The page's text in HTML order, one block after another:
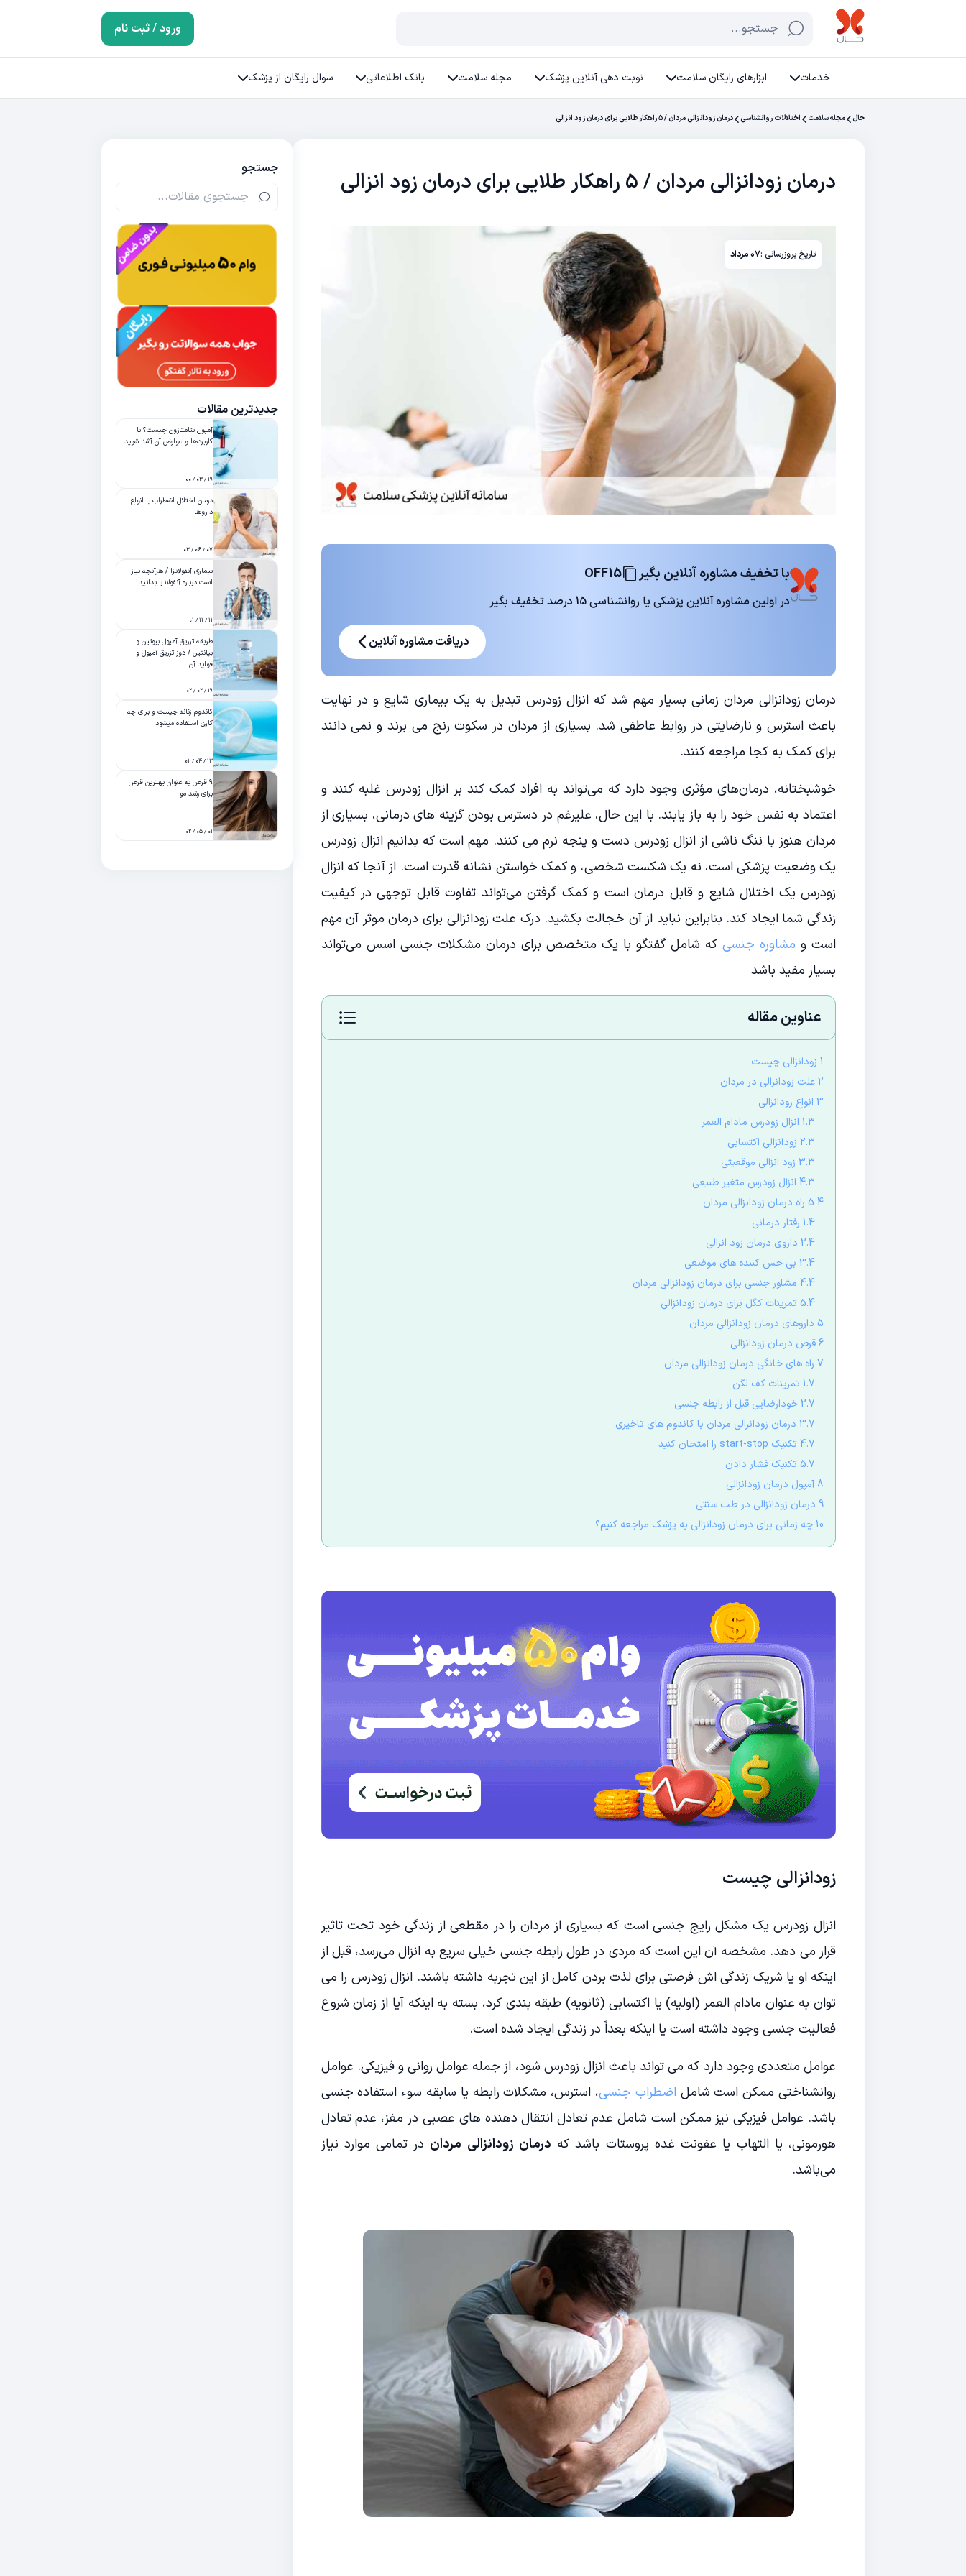
جستجو... ورود / ثبت نام
خدمات ابزارهای رایگان سلامت نوبت دهی آنلاین پزشک مجله سلامت بانک اطلاعاتی سوال رایگان از پزشک
حال مجله سلامت اختلالات روانشناسی درمان زودانزالی مردان / ۵ راهکار طلایی برای درمان زود انزالی
درمان زودانزالی مردان / ۵ راهکار طلایی برای درمان زود انزالی
تاریخ بروزرسانی :۰۷ مرداد
با تخفیف مشاوره آنلاین بگیر OFF15
در اولین مشاوره آنلاین پزشکی یا روانشناسی 15 درصد تخفیف بگیر
دریافت مشاوره آنلاین
درمان زودانزالی مردان زمانی بسیار مهم شد که انزال زودرس تبدیل به یک بیماری شایع و در نهایت
باعث استرس و نارضایتی در روابط عاطفی شد. بسیاری از مردان در سکوت رنج می برند و نمی دانند
برای کمک به کجا مراجعه کنند.
خوشبختانه، درمان‌های مؤثری وجود دارد که می‌تواند به افراد کمک کند بر انزال زودرس غلبه کنند و
اعتماد به نفس خود را به باز یابند. با این حال، علیرغم در دسترس بودن گزینه های درمانی، بسیاری از
مردان هنوز با ننگ ناشی از انزال زودرس دست و پنجه نرم می کنند. مهم است که بدانیم انزال زودرس
یک وضعیت پزشکی است، نه یک شکست شخصی، و کمک خواستن نشانه قدرت است. از آنجا که انزال
زودرس یک اختلال شایع و قابل درمان است و کمک گرفتن می‌تواند تفاوت قابل توجهی در کیفیت
زندگی شما ایجاد کند. بنابراین نباید از آن خجالت بکشید. درک علت زودانزالی برای درمان موثر آن مهم
است و مشاوره جنسی که شامل گفتگو با یک متخصص برای درمان مشکلات جنسی اسس می‌تواند
بسیار مفید باشد
عناوین مقاله
1 زودانزالی چیست
2 علت زودانزالی در مردان
3 انواع رودانزالی
1.3 انزال زودرس مادام العمر
2.3 زودانزالی اکتسابی
3.3 زود انزالی موقعیتی
4.3 انزال زودرس متغیر طبیعی
4 5 راه درمان زودانزالی مردان
1.4 رفتار درمانی
2.4 داروی درمان زود انزالی
3.4 بی حس کننده های موضعی
4.4 مشاور جنسی برای درمان زودانزالی مردان
5.4 تمرینات کگل برای درمان زودانزالی
5 داروهای درمان زودانزالی مردان
6 قرص درمان زودانزالی
7 راه های خانگی درمان زودانزالی مردان
1.7 تمرینات کف لگن
2.7 خودارضایی قبل از رابطه جنسی
3.7 درمان زودانزالی مردان با کاندوم های تاخیری
4.7 تکنیک start-stop را امتحان کنید
5.7 تکنیک فشار دادن
8 آمپول درمان زودانزالی
9 درمان زودانزالی در طب سنتی
10 چه زمانی برای درمان زودانزالی به پزشک مراجعه کنیم؟
زودانزالی چیست
انزال زودرس یک مشکل رایج جنسی است که بسیاری از مردان را در مقطعی از زندگی خود تحت تاثیر
قرار می دهد. مشخصه آن این است که مردی در طول رابطه جنسی خیلی سریع به انزال می‌رسد، قبل از
اینکه او یا شریک زندگی اش فرصتی برای لذت بردن کامل از این تجربه داشته باشند. انزال زودرس را می
توان به عنوان مادام العمر (اولیه) یا اکتسابی (ثانویه) طبقه بندی کرد، بسته به اینکه آیا از زمان شروع
فعالیت جنسی وجود داشته است یا اینکه بعداً در زندگی ایجاد شده است.
عوامل متعددی وجود دارد که می تواند باعث انزال زودرس شود، از جمله عوامل روانی و فیزیکی. عوامل
روانشناختی ممکن است شامل اضطراب جنسی، استرس، مشکلات رابطه یا سابقه سوء استفاده جنسی
باشد. عوامل فیزیکی نیز ممکن است شامل عدم تعادل انتقال دهنده های عصبی در مغز، عدم تعادل
هورمونی، یا التهاب یا عفونت غده پروستات باشد که درمان زودانزالی مردان در تمامی موارد نیاز
می‌باشد.
جستجو
جدیدترین مقالات
آمپول بتامتازون چیست؟ با
کاربردها و عوارض آن آشنا شوید
۱۹ / ۰۳ / ۰۰
درمان اختلال اضطراب با انواع
داروها
۰۷ / ۰۶ / ۰۳
بیماری آنفولانزا / هرآنچه نیاز
است درباره آنفولانزا بدانید
۱۱ / ۱۱ / ۰۱
طریقه تزریق آمپول بیوتین و
بپانتین / دوز تزریق آمپول و
فواید آن
۱۹ / ۰۲ / ۰۲
کاندوم زنانه چیست و برای چه
کاری استفاده میشود
۱۳ / ۰۴ / ۰۲
۹ قرص به عنوان بهترین قرص
برای رشد مو
۰۱ / ۰۵ / ۰۲